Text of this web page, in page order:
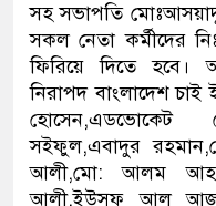
সহ সভাপতি
সকল নেতা কর্মীদের
ফিরিয়ে দিতে হবে।
নিরাপদ বাংলাদেশ
হোসেন,এডভোকেট
সইফুল,এবাদুর
আলী,মো: আলম
আলী,ইউসুফ আল